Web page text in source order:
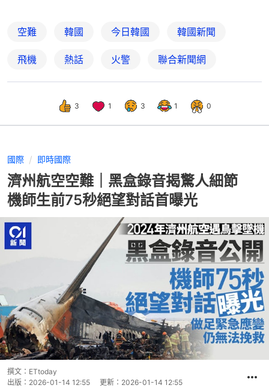
空難 韓國 今日韓國 韓國新聞
飛機 熱話 火警 聯合新聞網
3 1 3 1 0
國際 即時國際
濟州航空空難｜黑盒錄音揭驚人細節
機師生前75秒絕望對話首曝光
撰文： ETtoday
出版： 2026-01-14 12:55 更新： 2026-01-14 12:55